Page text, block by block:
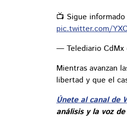
📺 Sigue
pic.twitter.com/
— Telediario CdMx
Mientras avanzan
libertad y que el
Únete al canal de
análisis y la voz